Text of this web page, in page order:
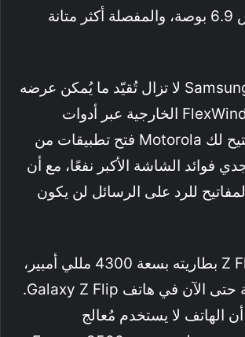
قليلًا أيضًا، بقياس 6.9 بوصة، والمفصلة أكثر متانة
من المزعج أن Samsung لا تزال تُقيّد ما يُمكن عرضه
على شاشة FlexWindow الخارجية عبر أدوات
مُخصّصة، بينما تُتيح لك Motorola فتح تطبيقات من
فوائد الشاشة الأكبر نفعًا، مع أن
للرد على الرسائل لن يكون
يُعزّز هاتف Z Flip 7 بطاريته بسعة 4300 مللي أمبير،
وهي أكبر بطارية حتى الآن في هاتف Galaxy Z Flip.
الهاتف لا يستخدم مُعالج